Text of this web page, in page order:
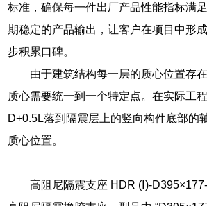
标准，确保每一件出厂产品性能指标满
期稳定的产品输出，让客户在项目中形
步积累口碑。
由于建筑结构每一层的质心位置存
质心需要统一到一个特定点。在实际工
D+0.5L落到隔震层上的竖向构件底部的
质心位置。
高阻尼隔震支座 HDR (Ⅰ)-